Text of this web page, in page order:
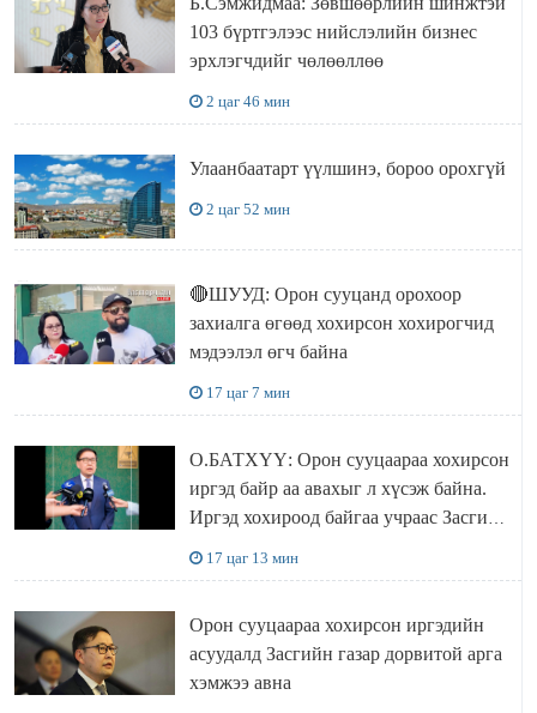
103 бүртгэлээс нийслэлийн бизнес
эрхлэгчдийг чөлөөллөө
2 цаг 46 мин
Улаанбаатарт үүлшинэ, бороо орохгүй
2 цаг 52 мин
🔴ШУУД: Орон сууцанд орохоор
захиалга өгөөд хохирсон хохирогчид
мэдээлэл өгч байна
17 цаг 7 мин
О.БАТХҮҮ: Орон сууцаараа хохирсон
иргэд байр аа авахыг л хүсэж байна.
Иргэд хохироод байгаа учраас Засгийн
газар доривтой арга хэмжээ авч
ажиллана
17 цаг 13 мин
Орон сууцаараа хохирсон иргэдийн
асуудалд Засгийн газар дорвитой арга
хэмжээ авна